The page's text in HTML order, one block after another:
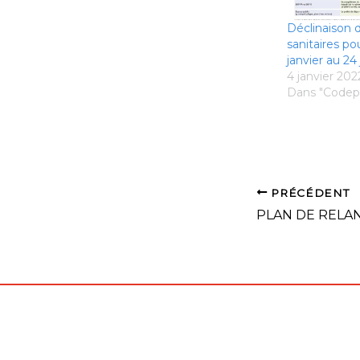
Déclinaison
sanitaires
janvier au
4 janvier
Dans
PRÉCÉDENT